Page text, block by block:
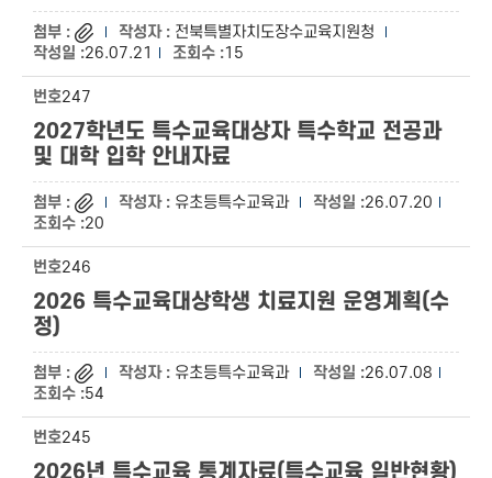
전북특별자치도장수교육지원청
26.07.21
15
247
2027학년도 특수교육대상자 특수학교 전공과
및 대학 입학 안내자료
유초등특수교육과
26.07.20
20
246
2026 특수교육대상학생 치료지원 운영계획(수
정)
유초등특수교육과
26.07.08
54
245
2026년 특수교육 통계자료(특수교육 일반현황)